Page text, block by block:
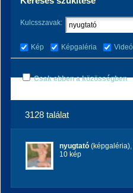
Kulcsszavak:
Kép Képgaléria Videó
Csak ebben a közösségben
3128 találat
nyugtató (képgaléria),
10 kép